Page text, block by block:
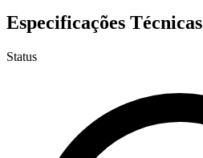
Especificações Técnicas
Status